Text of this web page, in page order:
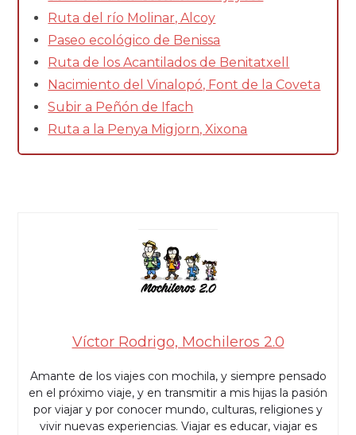
Ruta del río Molinar, Alcoy
Paseo ecológico de Benissa
Ruta de los Acantilados de Benitatxell
Nacimiento del Vinalopó, Font de la Coveta
Subir a Peñón de Ifach
Ruta a la Penya Migjorn, Xixona
Víctor Rodrigo, Mochileros 2.0
Amante de los viajes con mochila, y siempre pensado
en el próximo viaje, y en transmitir a mis hijas la pasión
por viajar y por conocer mundo, culturas, religiones y
vivir nuevas experiencias. Viajar es educar, viajar es